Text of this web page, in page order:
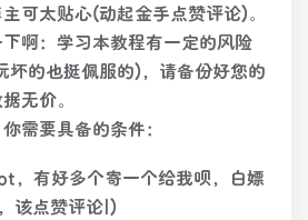
可太贴心(动起金手点赞评论)。
啊：学习本教程有一定的风险
坏的也挺佩服的)，请备份好您的
无价。
需要具备的条件：
，有好多个寄一个给我呗，白嫖
该点赞评论|)